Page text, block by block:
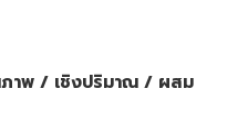
าพ / เชิงปริมาณ / ผสม